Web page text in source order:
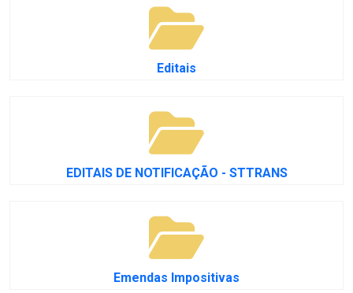
Editais
EDITAIS DE NOTIFICAÇÃO - STTRANS
Emendas Impositivas